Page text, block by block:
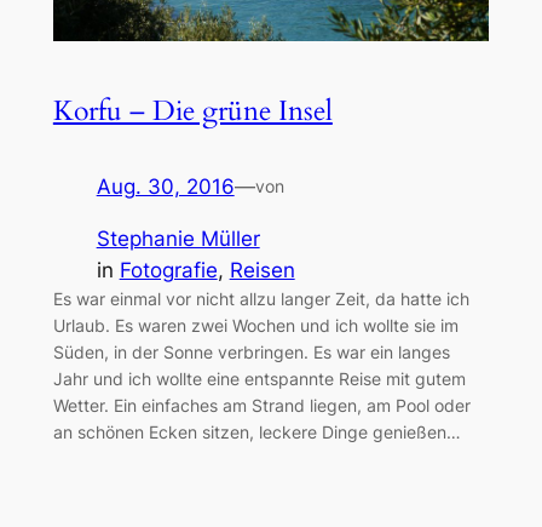
Korfu – Die grüne Insel
Aug. 30, 2016—von
Stephanie Müller
in Fotografie, Reisen
Es war einmal vor nicht allzu langer Zeit, da hatte ich
Urlaub. Es waren zwei Wochen und ich wollte sie im
Süden, in der Sonne verbringen. Es war ein langes
Jahr und ich wollte eine entspannte Reise mit gutem
Wetter. Ein einfaches am Strand liegen, am Pool oder
an schönen Ecken sitzen, leckere Dinge genießen…